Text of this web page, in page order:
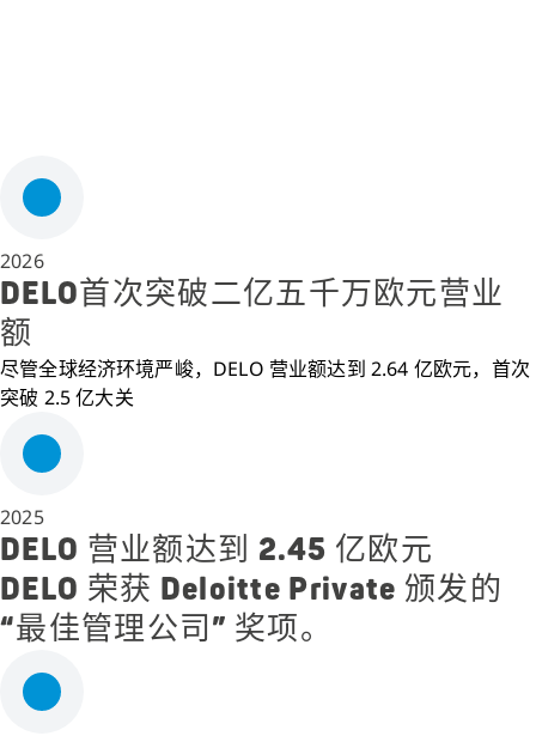
2026
DELO首次突破二亿五千万欧元营业
额
尽管全球经济环境严峻，DELO 营业额达到 2.64 亿欧元，首次
突破 2.5 亿大关
2025
DELO 营业额达到 2.45 亿欧元
DELO 荣获 Deloitte Private 颁发的
“最佳管理公司” 奖项。